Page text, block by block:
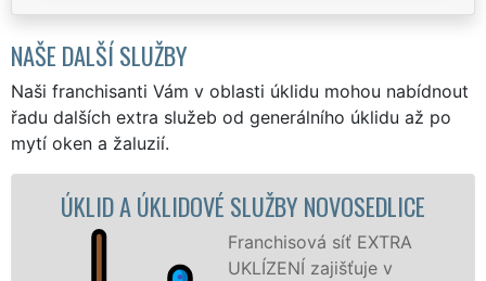
NAŠE DALŠÍ SLUŽBY
Naši franchisanti Vám v oblasti úklidu mohou nabídnout
řadu dalších extra služeb od generálního úklidu až po
mytí oken a žaluzií.
SLUŽBY NOVOSEDLICE
Franchisová síť EXTRA
UKLÍZENÍ zajišťuje v
ÚKLIDOVÁ